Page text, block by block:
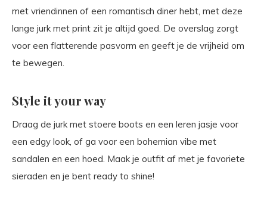
met vriendinnen of een romantisch diner hebt, met deze
lange jurk met print zit je altijd goed. De overslag zorgt
voor een flatterende pasvorm en geeft je de vrijheid om
te bewegen.
Style it your way
Draag de jurk met stoere boots en een leren jasje voor
een edgy look, of ga voor een bohemian vibe met
sandalen en een hoed. Maak je outfit af met je favoriete
sieraden en je bent ready to shine!